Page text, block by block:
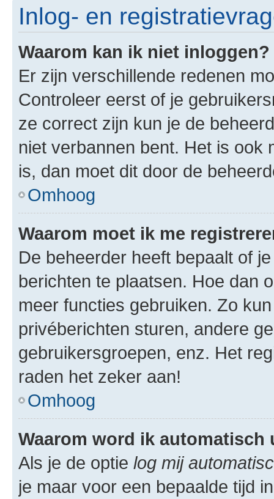
Inlog- en
Waarom kan ik niet inloggen?
Er zijn verschillende redenen
Controleer eerst of je
ze correct zijn kun je de
niet verbannen bent. Het is ook
is, dan moet dit door de
Omhoog
Waarom moet ik me
De beheerder heeft bepaalt of
berichten te plaatsen. Hoe dan
meer functies gebruiken. Zo
privéberichten sturen, andere
gebruikersgroepen, enz. Het
raden het zeker aan!
Omhoog
Waarom word ik automatisch
Als je de optie log mij
je maar voor een bepaalde tijd